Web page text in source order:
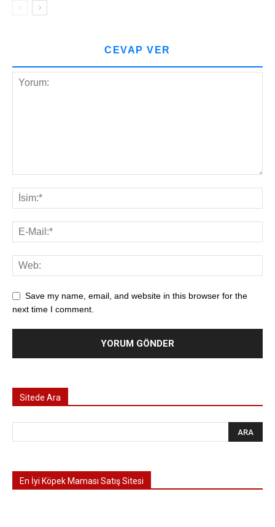
CEVAP VER
Save my name, email, and website in this browser for the
next time I comment.
Sitede Ara
En İyi Köpek Maması Satış Sitesi